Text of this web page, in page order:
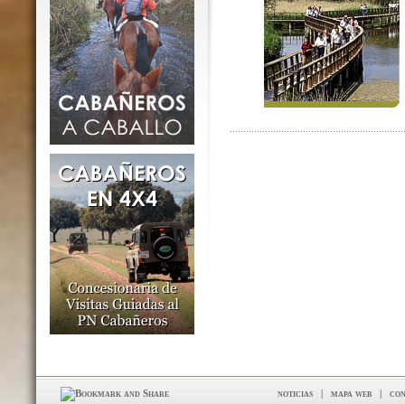
noticias | mapa web |